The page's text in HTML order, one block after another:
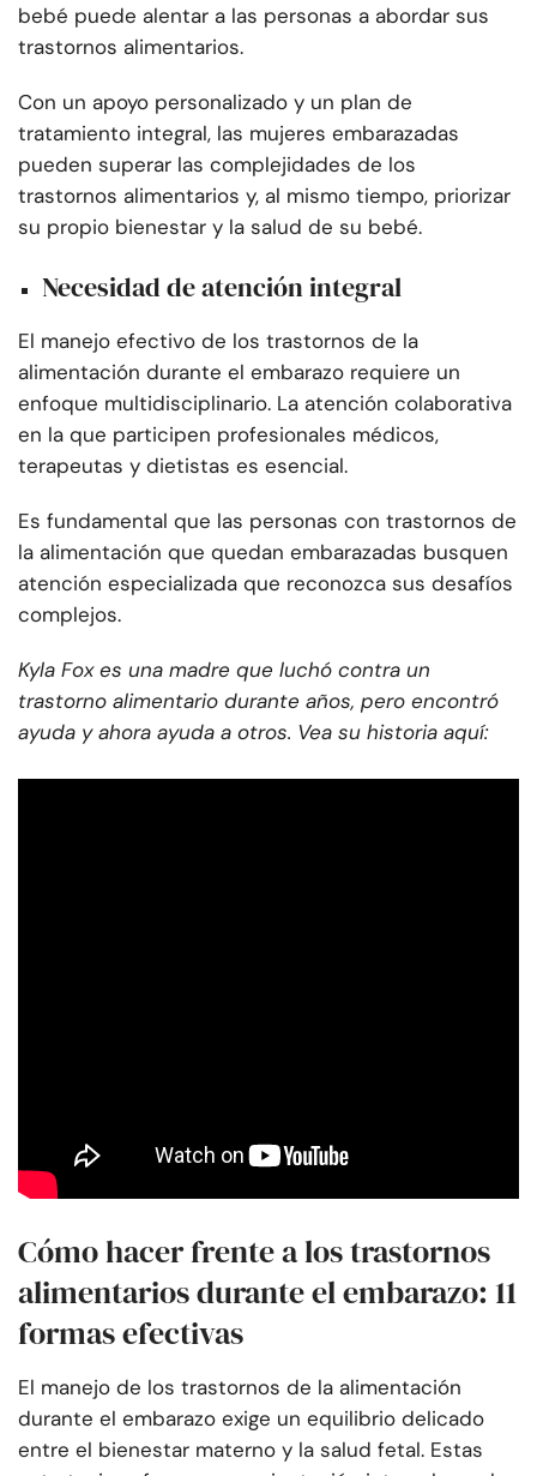
bebé puede alentar a las personas a abordar sus
trastornos alimentarios.
Con un apoyo personalizado y un plan de
tratamiento integral, las mujeres embarazadas
pueden superar las complejidades de los
trastornos alimentarios y, al mismo tiempo, priorizar
su propio bienestar y la salud de su bebé.
Necesidad de atención integral
El manejo efectivo de los trastornos de la
alimentación durante el embarazo requiere un
enfoque multidisciplinario. La atención colaborativa
en la que participen profesionales médicos,
terapeutas y dietistas es esencial.
Es fundamental que las personas con trastornos de
la alimentación que quedan embarazadas busquen
atención especializada que reconozca sus desafíos
complejos.
Kyla Fox es una madre que luchó contra un
trastorno alimentario durante años, pero encontró
ayuda y ahora ayuda a otros. Vea su historia aquí:
Cómo hacer frente a los trastornos
alimentarios durante el embarazo: 11
formas efectivas
El manejo de los trastornos de la alimentación
durante el embarazo exige un equilibrio delicado
entre el bienestar materno y la salud fetal. Estas